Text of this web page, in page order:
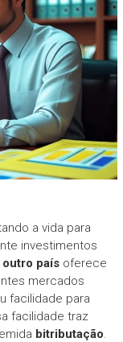
a vida para
investimentos
paísoferece
mercados
facilidade para
facilidade traz
bitributação.